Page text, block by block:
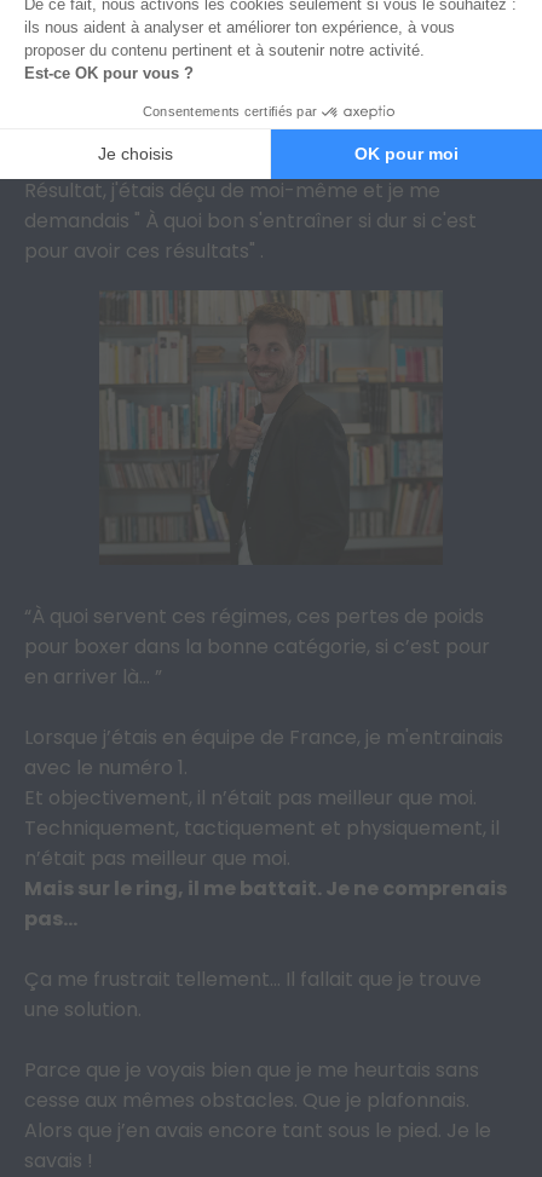
arrivant en finale,je n’avais plus envie de boxer.
J’essayais pourtant de me convaincre en me disant
que j’étais le meilleur, que j’allais gagner... Mais au
fond de moi, je n’y croyais pas.
Résultat, j'étais déçu de moi-même et je me
demandais " À quoi bon s'entraîner si dur si c'est
pour avoir ces résultats" .
“À quoi servent ces régimes, ces pertes de poids
pour boxer dans la bonne catégorie, si c’est pour
en arriver là… ”
Lorsque j’étais en équipe de France, je m'entrainais
avec le numéro 1.
Et objectivement, il n’était pas meilleur que moi.
Techniquement, tactiquement et physiquement, il
n’était pas meilleur que moi.
Mais sur le ring, il me battait. Je ne comprenais
pas...
Ça me frustrait tellement... Il fallait que je trouve
une solution.
Parce que je voyais bien que je me heurtais sans
cesse aux mêmes obstacles. Que je plafonnais.
Alors que j’en avais encore tant sous le pied. Je le
savais !